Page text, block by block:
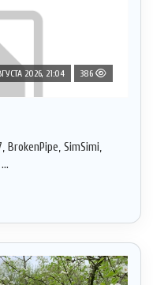
2026, 21:04 386
BrokenPipe, SimSimi,